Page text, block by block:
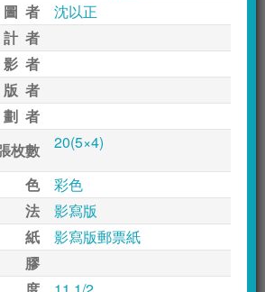
者
沈以正
者
者
者
者
枚數
20(5×4)
色
彩色
法
影寫版
紙
影寫版郵票紙
膠